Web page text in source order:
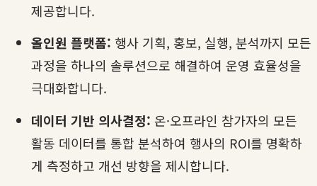
제공합니다.
올인원 플랫폼: 행사 기획, 홍보, 실행, 분석까지 모든
과정을 하나의 솔루션으로 해결하여 운영 효율성을
극대화합니다.
데이터 기반 의사결정: 온·오프라인 참가자의 모든
활동 데이터를 통합 분석하여 행사의 ROI를 명확하
게 측정하고 개선 방향을 제시합니다.